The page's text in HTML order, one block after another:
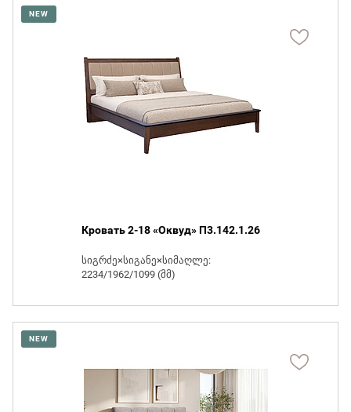
NEW
Кровать 2-18 «Оквуд» П3.142.1.26
სიგრძე×სიგანე×სიმაღლე:
2234/1962/1099 (მმ)
NEW